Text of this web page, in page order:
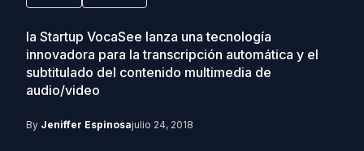
la Startup VocaSee lanza una tecnología
innovadora para la transcripción automática y el
subtitulado del contenido multimedia de
audio/video
By Jeniffer Espinosajulio 24, 2018